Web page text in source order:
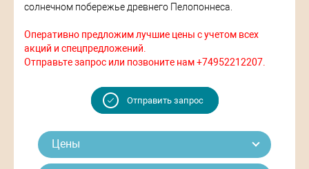
солнечном побережье древнего Пелопоннеса.
Оперативно предложим лучшие цены с учетом всех
акций и спецпредложений.
Отправьте запрос или позвоните нам +74952212207.
Отправить запрос
Цены